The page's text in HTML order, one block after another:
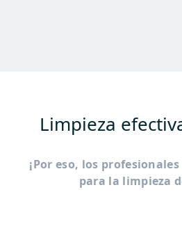
Limpieza
¡Por eso, los
para la limpieza